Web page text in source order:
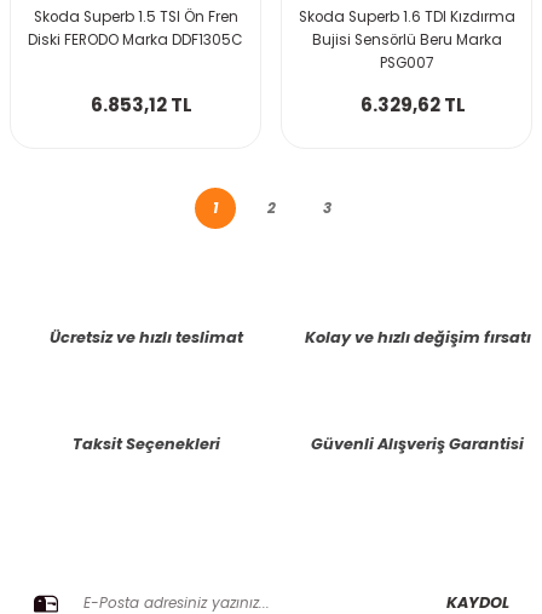
Skoda Superb 1.5 TSI Ön Fren
Diski FERODO Marka DDF1305C
6.853,12 TL
Skoda Superb 1.6 TDI Kızdırma
Bujisi Sensörlü Beru Marka
PSG007
6.329,62 TL
1 2 3
Ücretsiz ve hızlı teslimat Kolay ve hızlı değişim fırsatı
Taksit Seçenekleri Güvenli Alışveriş Garantisi
KAYDOL